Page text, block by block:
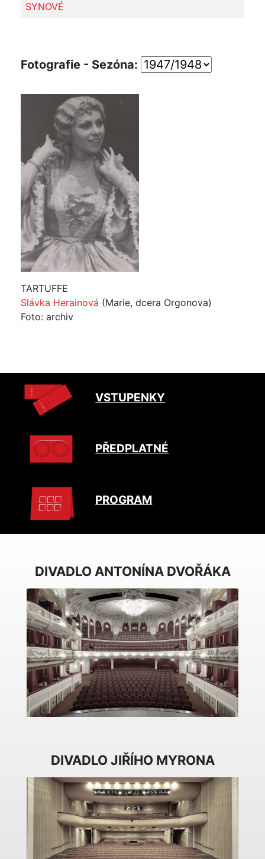
SYNOVÉ
Fotografie - Sezóna:
TARTUFFE
Slávka Herainová (Marie, dcera Orgonova)
Foto: archiv
VSTUPENKY
PŘEDPLATNÉ
PROGRAM
DIVADLO ANTONÍNA DVOŘÁKA
DIVADLO JIŘÍHO MYRONA